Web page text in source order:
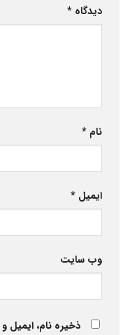
دیدگاه *
نام *
ایمیل *
وب‌ سایت
ذخیره نام، ایمیل